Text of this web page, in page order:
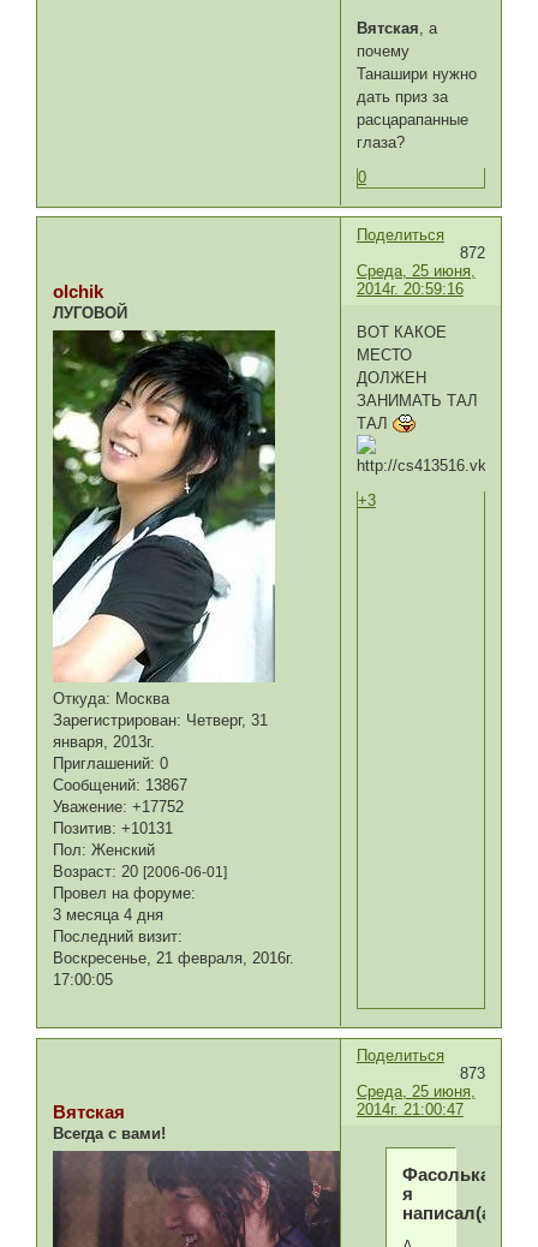
Вятская , а
почему
Танашири нужно
дать приз за
расцарапанные
глаза?
0
Поделиться
872
Среда, 25 июня,
2014г. 20:59:16
olchik
ЛУГОВОЙ
Откуда: Москва
Зарегистрирован: Четверг, 31
января, 2013г.
Приглашений: 0
Сообщений: 13867
Уважение: +17752
Позитив: +10131
Пол: Женский
Возраст: 20[2006-06-01]
Провел на форуме:
3 месяца 4 дня
Последний визит:
Воскресенье, 21 февраля, 2016г.
17:00:05
ВОТ КАКОЕ
МЕСТО
ДОЛЖЕН
ЗАНИМАТЬ ТАЛ
ТАЛ
+3
Поделиться
873
Среда, 25 июня,
2014г. 21:00:47
Вятская
Всегда с вами!
Фасолька
я
написал(а):